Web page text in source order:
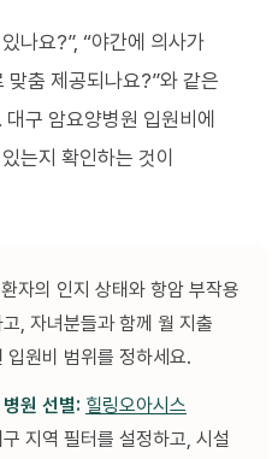
나요?”, “야간에 의사가
맞춤 제공되나요?”와 같은
구 암요양병원 입원비에
는지 확인하는 것이
환자의 인지 상태와 항암 부작용
, 자녀분들과 함께 월 지출
입원비 범위를 정하세요.
원 선별: 힐링오아시스
지역 필터를 설정하고, 시설